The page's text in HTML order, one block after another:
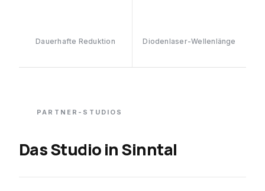
Dauerhafte Reduktion Diodenlaser-Wellenlänge
PARTNER-STUDIOS
Das StudioinSinntal